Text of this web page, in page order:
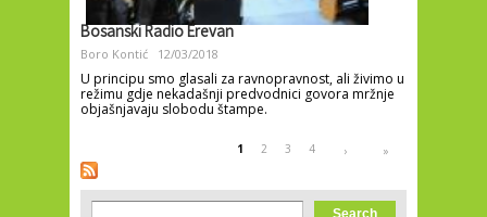
Bosanski Radio Erevan
Boro Kontić 12/03/2018
U principu smo glasali za ravnopravnost, ali živimo u
režimu gdje nekadašnji predvodnici govora mržnje
objašnjavaju slobodu štampe.
Pages 1 2 3 4 › »
Search